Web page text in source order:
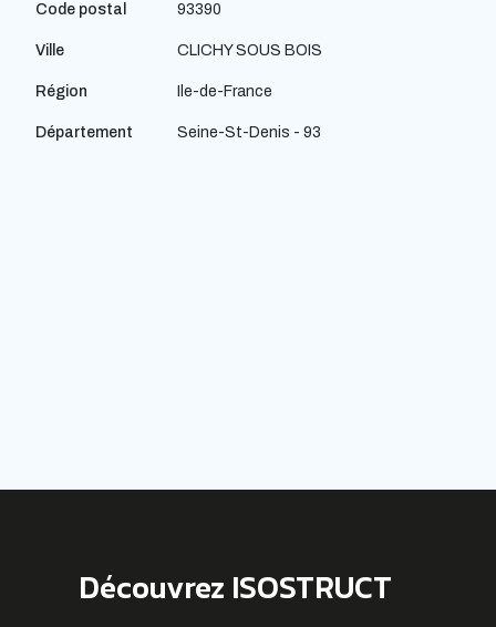
Code postal 93390
Ville CLICHY SOUS BOIS
Région Ile-de-France
Département Seine-St-Denis - 93
Découvrez ISOSTRUCT